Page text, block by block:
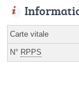
Carte vitale
N° RPPS